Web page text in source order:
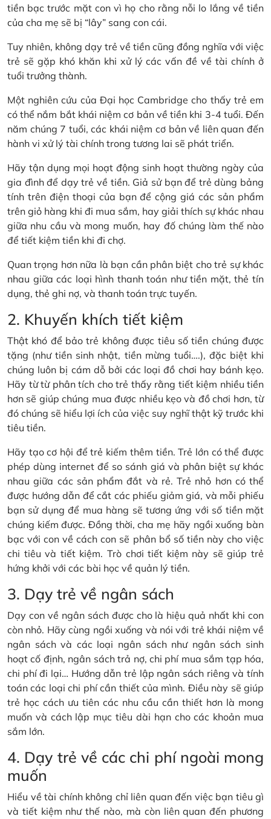
tiền bạc trước mặt con vì họ cho rằng nỗi lo lắng về tiền
của cha mẹ sẽ bị “lây” sang con cái.
Tuy nhiên, không dạy trẻ về tiền cũng đồng nghĩa với việc
trẻ sẽ gặp khó khăn khi xử lý các vấn đề về tài chính ở
tuổi trưởng thành.
Một nghiên cứu của Đại học Cambridge cho thấy trẻ em
có thể nắm bắt khái niệm cơ bản về tiền khi 3-4 tuổi. Đến
năm chúng 7 tuổi, các khái niệm cơ bản về liên quan đến
hành vi xử lý tài chính trong tương lai sẽ phát triển.
Hãy tận dụng mọi hoạt động sinh hoạt thường ngày của
gia đình để dạy trẻ về tiền. Giả sử bạn để trẻ dùng bảng
tính trên điện thoại của bạn để cộng giá các sản phẩm
trên giỏ hàng khi đi mua sắm, hay giải thích sự khác nhau
giữa nhu cầu và mong muốn, hay đố chúng làm thế nào
để tiết kiệm tiền khi đi chợ.
Quan trọng hơn nữa là bạn cần phân biệt cho trẻ sự khác
nhau giữa các loại hình thanh toán như tiền mặt, thẻ tín
dụng, thẻ ghi nợ, và thanh toán trực tuyến.
2. Khuyến khích tiết kiệm
Thật khó để bảo trẻ không được tiêu số tiền chúng được
tặng (như tiền sinh nhật, tiền mừng tuổi….), đặc biệt khi
chúng luôn bị cám dỗ bởi các loại đồ chơi hay bánh kẹo.
Hãy từ từ phân tích cho trẻ thấy rằng tiết kiệm nhiều tiền
hơn sẽ giúp chúng mua được nhiều kẹo và đồ chơi hơn, từ
đó chúng sẽ hiểu lợi ích của việc suy nghĩ thật kỹ trước khi
tiêu tiền.
Hãy tạo cơ hội để trẻ kiếm thêm tiền. Trẻ lớn có thể được
phép dùng internet để so sánh giá và phân biệt sự khác
nhau giữa các sản phẩm đắt và rẻ. Trẻ nhỏ hơn có thể
được hướng dẫn để cắt các phiếu giảm giá, và mỗi phiếu
bạn sử dụng để mua hàng sẽ tương ứng với số tiền mặt
chúng kiếm được. Đồng thời, cha mẹ hãy ngồi xuống bàn
bạc với con về cách con sẽ phân bổ số tiền này cho việc
chi tiêu và tiết kiệm. Trò chơi tiết kiệm này sẽ giúp trẻ
hứng khởi với các bài học về quản lý tiền.
3. Dạy trẻ về ngân sách
Dạy con về ngân sách được cho là hiệu quả nhất khi con
còn nhỏ. Hãy cùng ngồi xuống và nói với trẻ khái niệm về
ngân sách và các loại ngân sách như ngân sách sinh
hoạt cố định, ngân sách trả nợ, chi phí mua sắm tạp hóa,
chi phí đi lại… Hướng dẫn trẻ lập ngân sách riêng và tính
toán các loại chi phí cần thiết của mình. Điều này sẽ giúp
trẻ học cách ưu tiên các nhu cầu cần thiết hơn là mong
muốn và cách lập mục tiêu dài hạn cho các khoản mua
sắm lớn.
4. Dạy trẻ về các chi phí ngoài mong
muốn
Hiểu về tài chính không chỉ liên quan đến việc bạn tiêu gì
và tiết kiệm như thế nào, mà còn liên quan đến phương